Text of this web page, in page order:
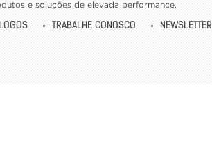
e soluções de elevada performance.
TRABALHE CONOSCO NEWSLETTER